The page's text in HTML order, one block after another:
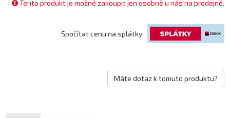
Tento produkt je možné zakoupit jen osobně u nás na prodejně.
Spočítat cenu na splátky
Máte dotaz k tomuto produktu?